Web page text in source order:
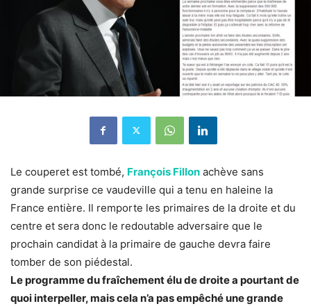
Le couperet est tombé, François Fillon achève sans
grande surprise ce vaudeville qui a tenu en haleine la
France entière. Il remporte les primaires de la droite et du
centre et sera donc le redoutable adversaire que le
prochain candidat à la primaire de gauche devra faire
tomber de son piédestal.
Le programme du fraîchement élu de droite a pourtant de
quoi interpeller, mais cela n’a pas empêché une grande